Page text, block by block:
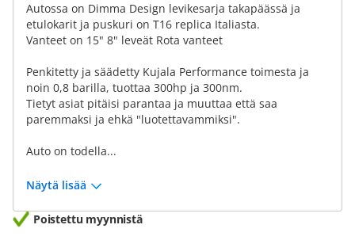
Autossa on Dimma Design levikesarja takapäässä ja
etulokarit ja puskuri on T16 replica Italiasta.
Vanteet on 15" 8" leveät Rota vanteet
Penkitetty ja säädetty Kujala Performance toimesta ja
noin 0,8 barilla, tuottaa 300hp ja 300nm.
Tietyt asiat pitäisi parantaa ja muuttaa että saa
paremmaksi ja ehkä "luotettavammiksi".
Auto on todella...
Näytä lisää
Poistettu myynnistä